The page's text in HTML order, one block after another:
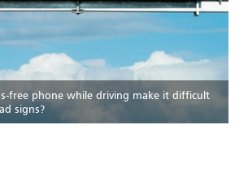
free phone while driving make it difficult
signs?